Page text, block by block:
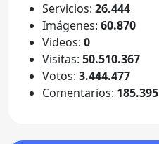
Servicios: 26.444
Imágenes: 60.870
Videos: 0
Visitas: 50.510.367
Votos: 3.444.477
Comentarios: 185.395